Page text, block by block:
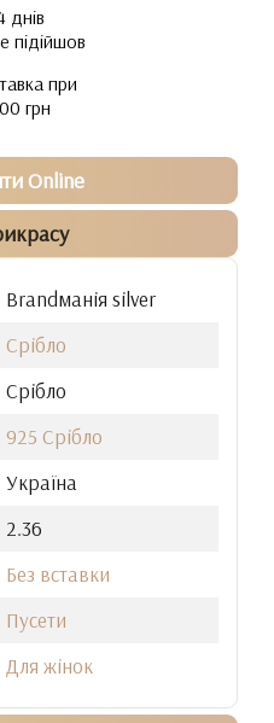
днів
підійшов
при
грн
Online
Brandманія silver
Срібло
Срібло
925 Срібло
Україна
2.36
Без вставки
Пусети
Для жінок